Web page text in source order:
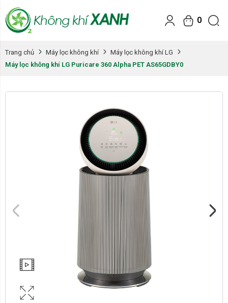
0
Trang chủ Máy lọc không khí
Máy lọc không khí LG
Máy lọc không khí LG Puricare 360 Alpha PET AS65GDBY0